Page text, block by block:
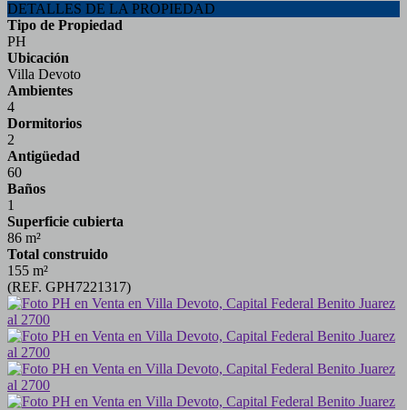
DETALLES DE LA PROPIEDAD
Tipo de Propiedad
PH
Ubicación
Villa Devoto
Ambientes
4
Dormitorios
2
Antigüedad
60
Baños
1
Superficie cubierta
86 m²
Total construido
155 m²
(REF. GPH7221317)